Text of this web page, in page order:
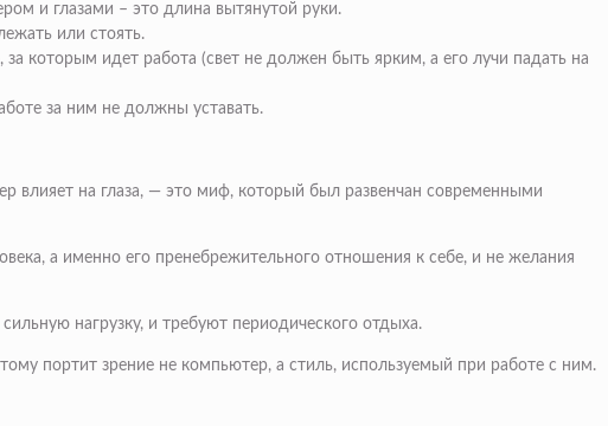
и глазами – это длина вытянутой руки.
или стоять.
которым идет работа (свет не должен быть ярким, а его лучи падать на
за ним не должны уставать.
влияет на глаза, — это миф, который был развенчан современными
а именно его пренебрежительного отношения к себе, и не желания
нагрузку, и требуют периодического отдыха.
портит зрение не компьютер, а стиль, используемый при работе с ним.